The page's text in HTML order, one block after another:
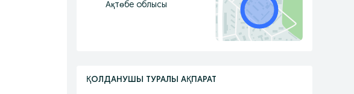
Ақтөбе облысы
ҚОЛДАНУШЫ ТУРАЛЫ АҚПАРАТ